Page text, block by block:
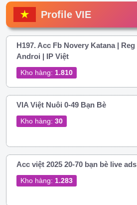
Profile VIE
H197. Acc Fb Novery Katana | Reg
Androi | IP Việt
Kho hàng: 1.810
VIA Việt Nuôi 0-49 Bạn Bè
Kho hàng: 30
Acc việt 2025 20-70 bạn bè live ads
Kho hàng: 1.283